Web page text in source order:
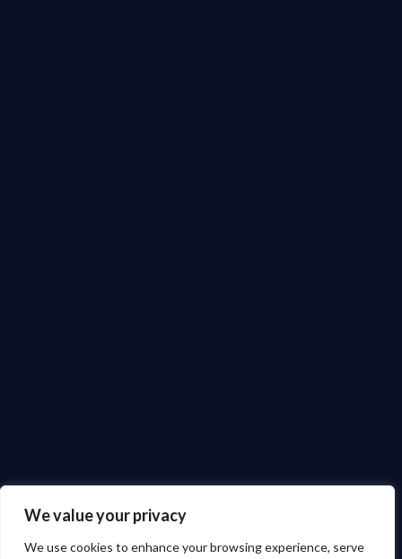
We value your privacy
We use cookies to enhance your browsing experience, serve